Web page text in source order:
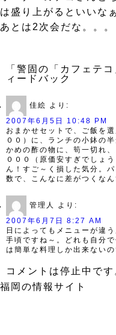
は盛り上がるといいな
あとは2次会だな。。
「警固の「カフェテ
ィードバック
佳絵 より:
2007年6月5日 10:48 PM
おまかせセットで、ご飯を
００）に、ランチの小鉢の
かめの酢の物に、筍一切れ
０００（原価安すぎでしょ
ん！すご～く損した気分。
数で、こんなに差がつくなん
管理人
より:
2007年6月7日 8:27 AM
日によってもメニューが違
手頃ですね～。どれも自分
は簡単な料理しか出来ない
コメントは停止中です
福岡の情報サイト